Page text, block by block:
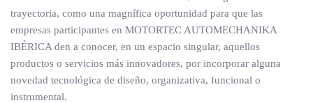
trayectoria, como una magnífica oportunidad para que las
empresas participantes en MOTORTEC AUTOMECHANIKA
IBÉRICA den a conocer, en un espacio singular, aquellos
productos o servicios más innovadores, por incorporar alguna
novedad tecnológica de diseño, organizativa, funcional o
instrumental.